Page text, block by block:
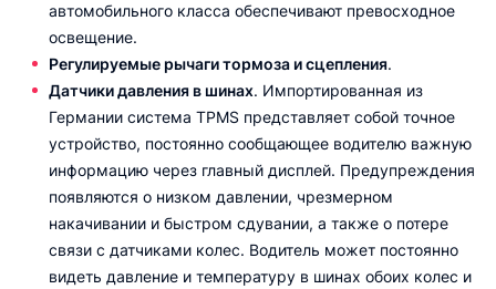
автомобильного класса обеспечивают превосходное
освещение.
Регулируемые рычаги тормоза и сцепления.
Датчики давления в шинах. Импортированная из
Германии система TPMS представляет собой точное
устройство, постоянно сообщающее водителю важную
информацию через главный дисплей. Предупреждения
появляются о низком давлении, чрезмерном
накачивании и быстром сдувании, а также о потере
связи с датчиками колес. Водитель может постоянно
видеть давление и температуру в шинах обоих колес и